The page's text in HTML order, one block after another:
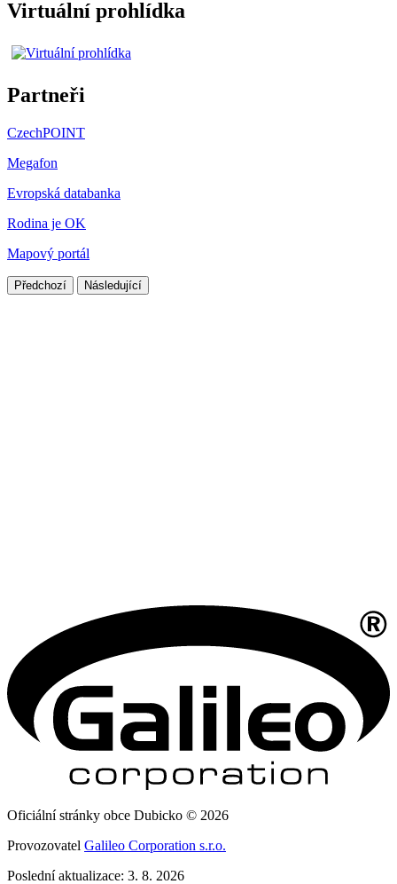
Virtuální prohlídka
Partneři
CzechPOINT
Megafon
Evropská databanka
Rodina je OK
Mapový portál
Předchozí Následující
Oficiální stránky obce Dubicko © 2026
Provozovatel Galileo Corporation s.r.o.
Poslední aktualizace: 3. 8. 2026